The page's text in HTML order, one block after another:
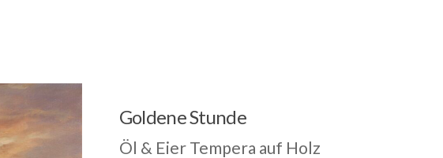
Goldene Stunde
Öl & Eier Tempera auf Holz